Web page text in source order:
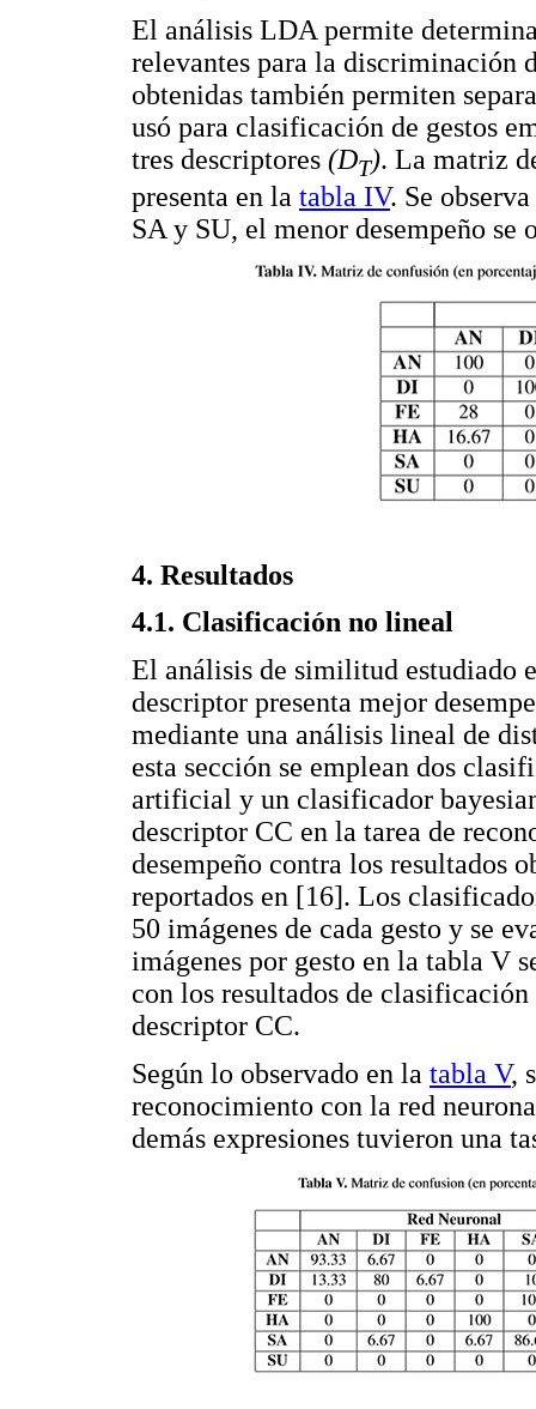
El análisis LDA permite
relevantes para la discriminación
obtenidas también permiten
usó para clasificación de gestos
tres descriptores (DT). La matriz
presenta en la tabla IV. Se
SA y SU, el menor desempeño se
4. Resultados
4.1. Clasificación no lineal
El análisis de similitud estudiado
descriptor presenta mejor
mediante una análisis lineal de
esta sección se emplean dos
artificial y un clasificador
descriptor CC en la tarea de
desempeño contra los resultados
reportados en [16]. Los
50 imágenes de cada gesto y se
imágenes por gesto en la tabla V
con los resultados de
descriptor CC.
Según lo observado en la tabla V,
reconocimiento con la red
demás expresiones tuvieron una